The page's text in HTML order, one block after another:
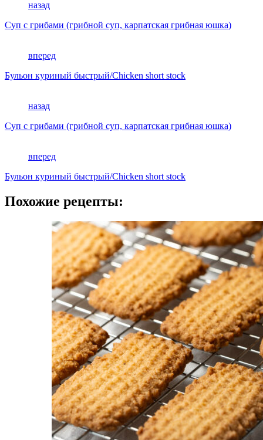
назад
Суп с грибами (грибной суп, карпатская грибная юшка)
вперед
Бульон куриный быстрый/Chicken short stock
назад
Суп с грибами (грибной суп, карпатская грибная юшка)
вперед
Бульон куриный быстрый/Chicken short stock
Похожие рецепты: